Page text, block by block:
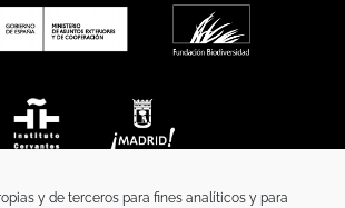
y de terceros para fines analíticos y para